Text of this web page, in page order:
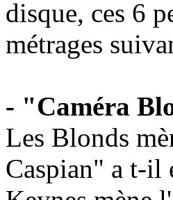
disque, ces 6
métrages
- "Caméra
Les Blonds
Caspian" a t-il